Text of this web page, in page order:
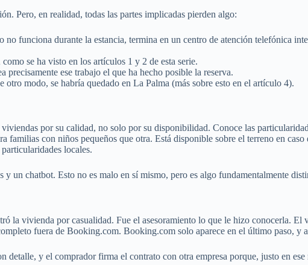
Pero, en realidad, todas las partes implicadas pierden algo:
funciona durante la estancia, termina en un centro de atención telefónica
se ha visto en los artículos 1 y 2 de esta serie.
ese trabajo el que ha hecho posible la reserva.
modo, se habría quedado en La Palma (más sobre esto en el artículo 4).
por su calidad, no solo por su disponibilidad. Conoce las
familias con niños pequeños que otra. Está disponible sobre el terreno en
locales.
un chatbot. Esto no es malo en sí mismo, pero es algo fundamentalmente
la vivienda por casualidad. Fue el asesoramiento lo que le hizo conocerla.
fuera de Booking.com. Booking.com solo aparece en el último paso, y
y el comprador firma el contrato con otra empresa porque, justo en